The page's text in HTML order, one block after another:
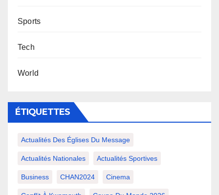
Sports
Tech
World
ÉTIQUETTES
Actualités Des Églises Du Message
Actualités Nationales Actualités Sportives
Business CHAN2024 Cinema